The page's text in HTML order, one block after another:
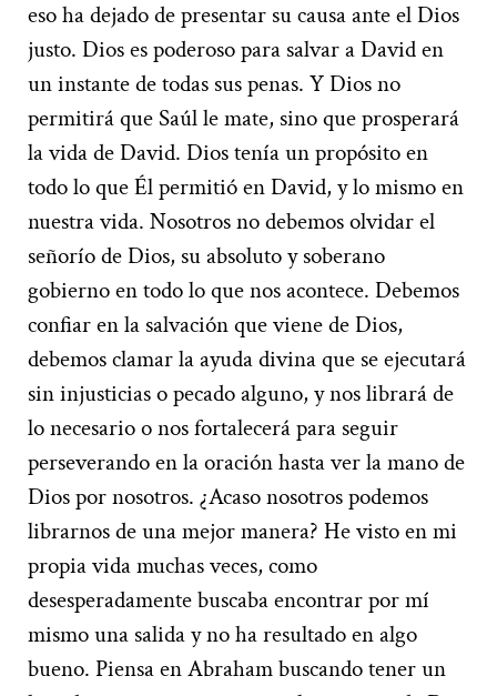
eso ha dejado de presentar su causa ante el Dios
justo. Dios es poderoso para salvar a David en
un instante de todas sus penas. Y Dios no
permitirá que Saúl le mate, sino que prosperará
la vida de David. Dios tenía un propósito en
todo lo que Él permitió en David, y lo mismo en
nuestra vida. Nosotros no debemos olvidar el
señorío de Dios, su absoluto y soberano
gobierno en todo lo que nos acontece. Debemos
confiar en la salvación que viene de Dios,
debemos clamar la ayuda divina que se ejecutará
sin injusticias o pecado alguno, y nos librará de
lo necesario o nos fortalecerá para seguir
perseverando en la oración hasta ver la mano de
Dios por nosotros. ¿Acaso nosotros podemos
librarnos de una mejor manera? He visto en mi
propia vida muchas veces, como
desesperadamente buscaba encontrar por mí
mismo una salida y no ha resultado en algo
bueno. Piensa en Abraham buscando tener un